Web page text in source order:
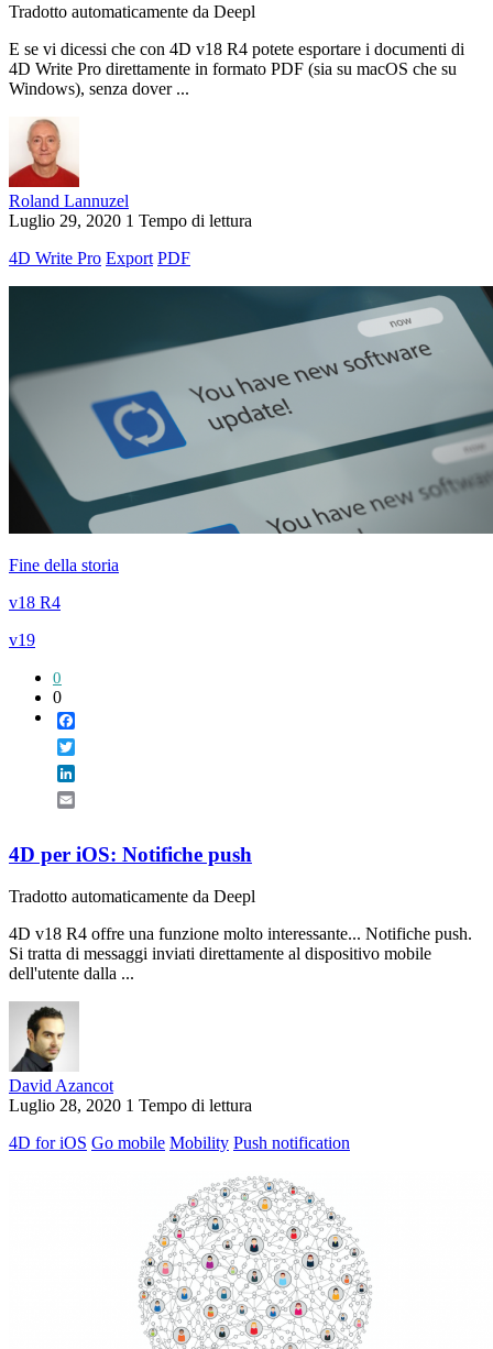
Tradotto automaticamente da Deepl
E se vi dicessi che con 4D v18 R4 potete esportare i documenti di
4D Write Pro direttamente in formato PDF (sia su macOS che su
Windows), senza dover ...
Roland Lannuzel
Luglio 29, 2020 1 Tempo di lettura
4D Write Pro Export PDF
Fine della storia
v18 R4
v19
0
0
4D per iOS: Notifiche push
Tradotto automaticamente da Deepl
4D v18 R4 offre una funzione molto interessante... Notifiche push.
Si tratta di messaggi inviati direttamente al dispositivo mobile
dell'utente dalla ...
David Azancot
Luglio 28, 2020 1 Tempo di lettura
4D for iOS Go mobile Mobility Push notification